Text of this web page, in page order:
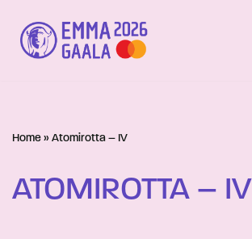
Siirry
suoraan
Home » Atomirotta – IV
ATOMIROTTA – IV